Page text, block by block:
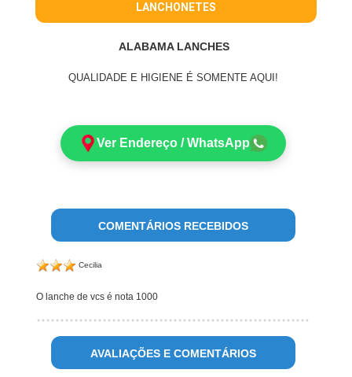
LANCHONETES
ALABAMA LANCHES
QUALIDADE E HIGIENE É SOMENTE AQUI!
Ver Endereço / WhatsApp
COMENTÁRIOS RECEBIDOS
Cecilia
O lanche de vcs é nota 1000
AVALIAÇÕES E COMENTÁRIOS